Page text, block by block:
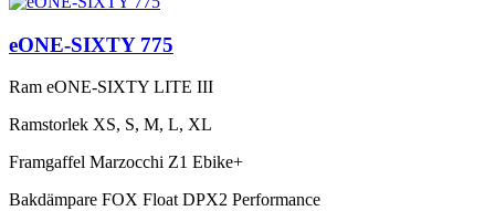
eONE-SIXTY 775
Ram eONE-SIXTY LITE III
Ramstorlek XS, S, M, L, XL
Framgaffel Marzocchi Z1 Ebike+
Bakdämpare FOX Float DPX2 Performance